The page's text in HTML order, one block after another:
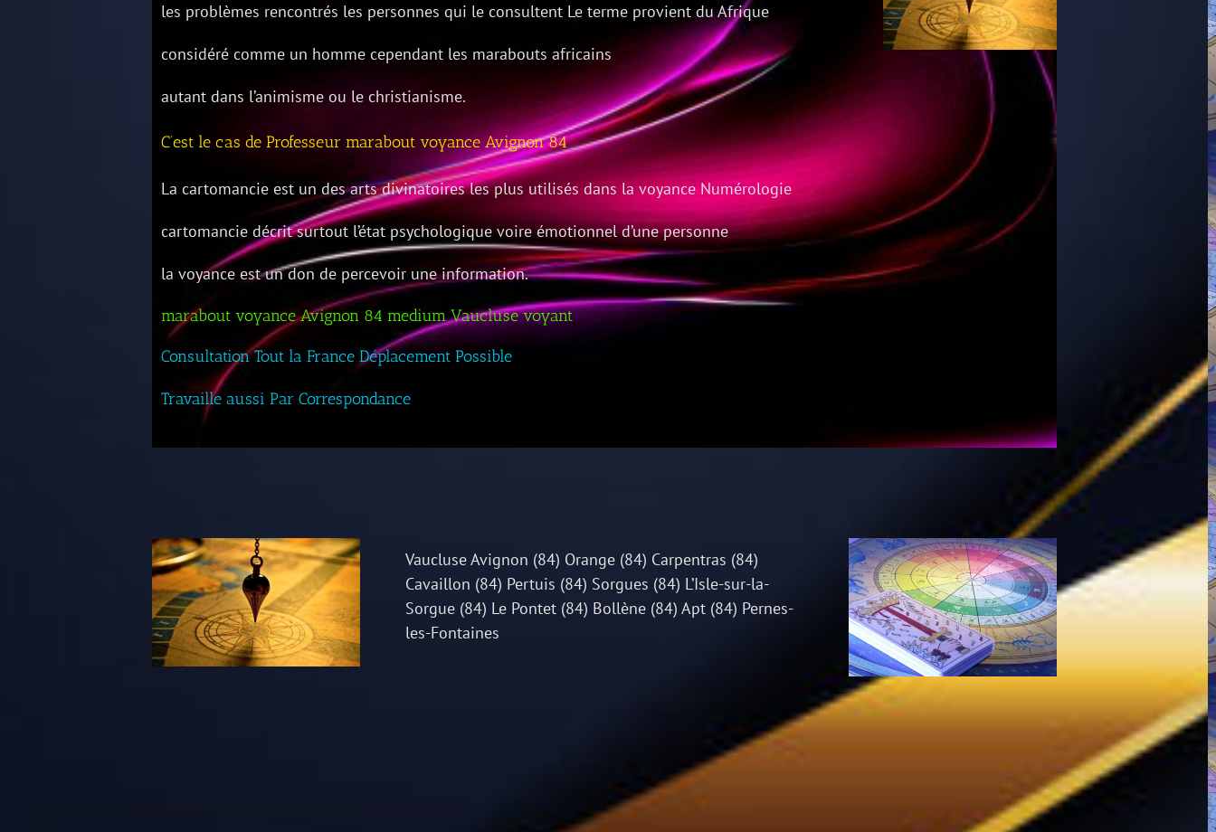
les problèmes rencontrés les personnes qui le consultent Le terme provient du Afrique
considéré comme un homme cependant les marabouts africains
autant dans l’animisme ou le christianisme.
C’est le cas de Professeur marabout voyance Avignon 84
La cartomancie est un des arts divinatoires les plus utilisés dans la voyance Numérologie
cartomancie décrit surtout l’état psychologique voire émotionnel d’une personne
la voyance est un don de percevoir une information.
marabout voyance Avignon 84 medium Vaucluse voyant
Consultation Tout la France Déplacement Possible
Travaille aussi Par Correspondance
Vaucluse Avignon (84) Orange (84) Carpentras (84)
Cavaillon (84) Pertuis (84) Sorgues (84) L’Isle-sur-la-
Sorgue (84) Le Pontet (84) Bollène (84) Apt (84) Pernes-
les-Fontaines